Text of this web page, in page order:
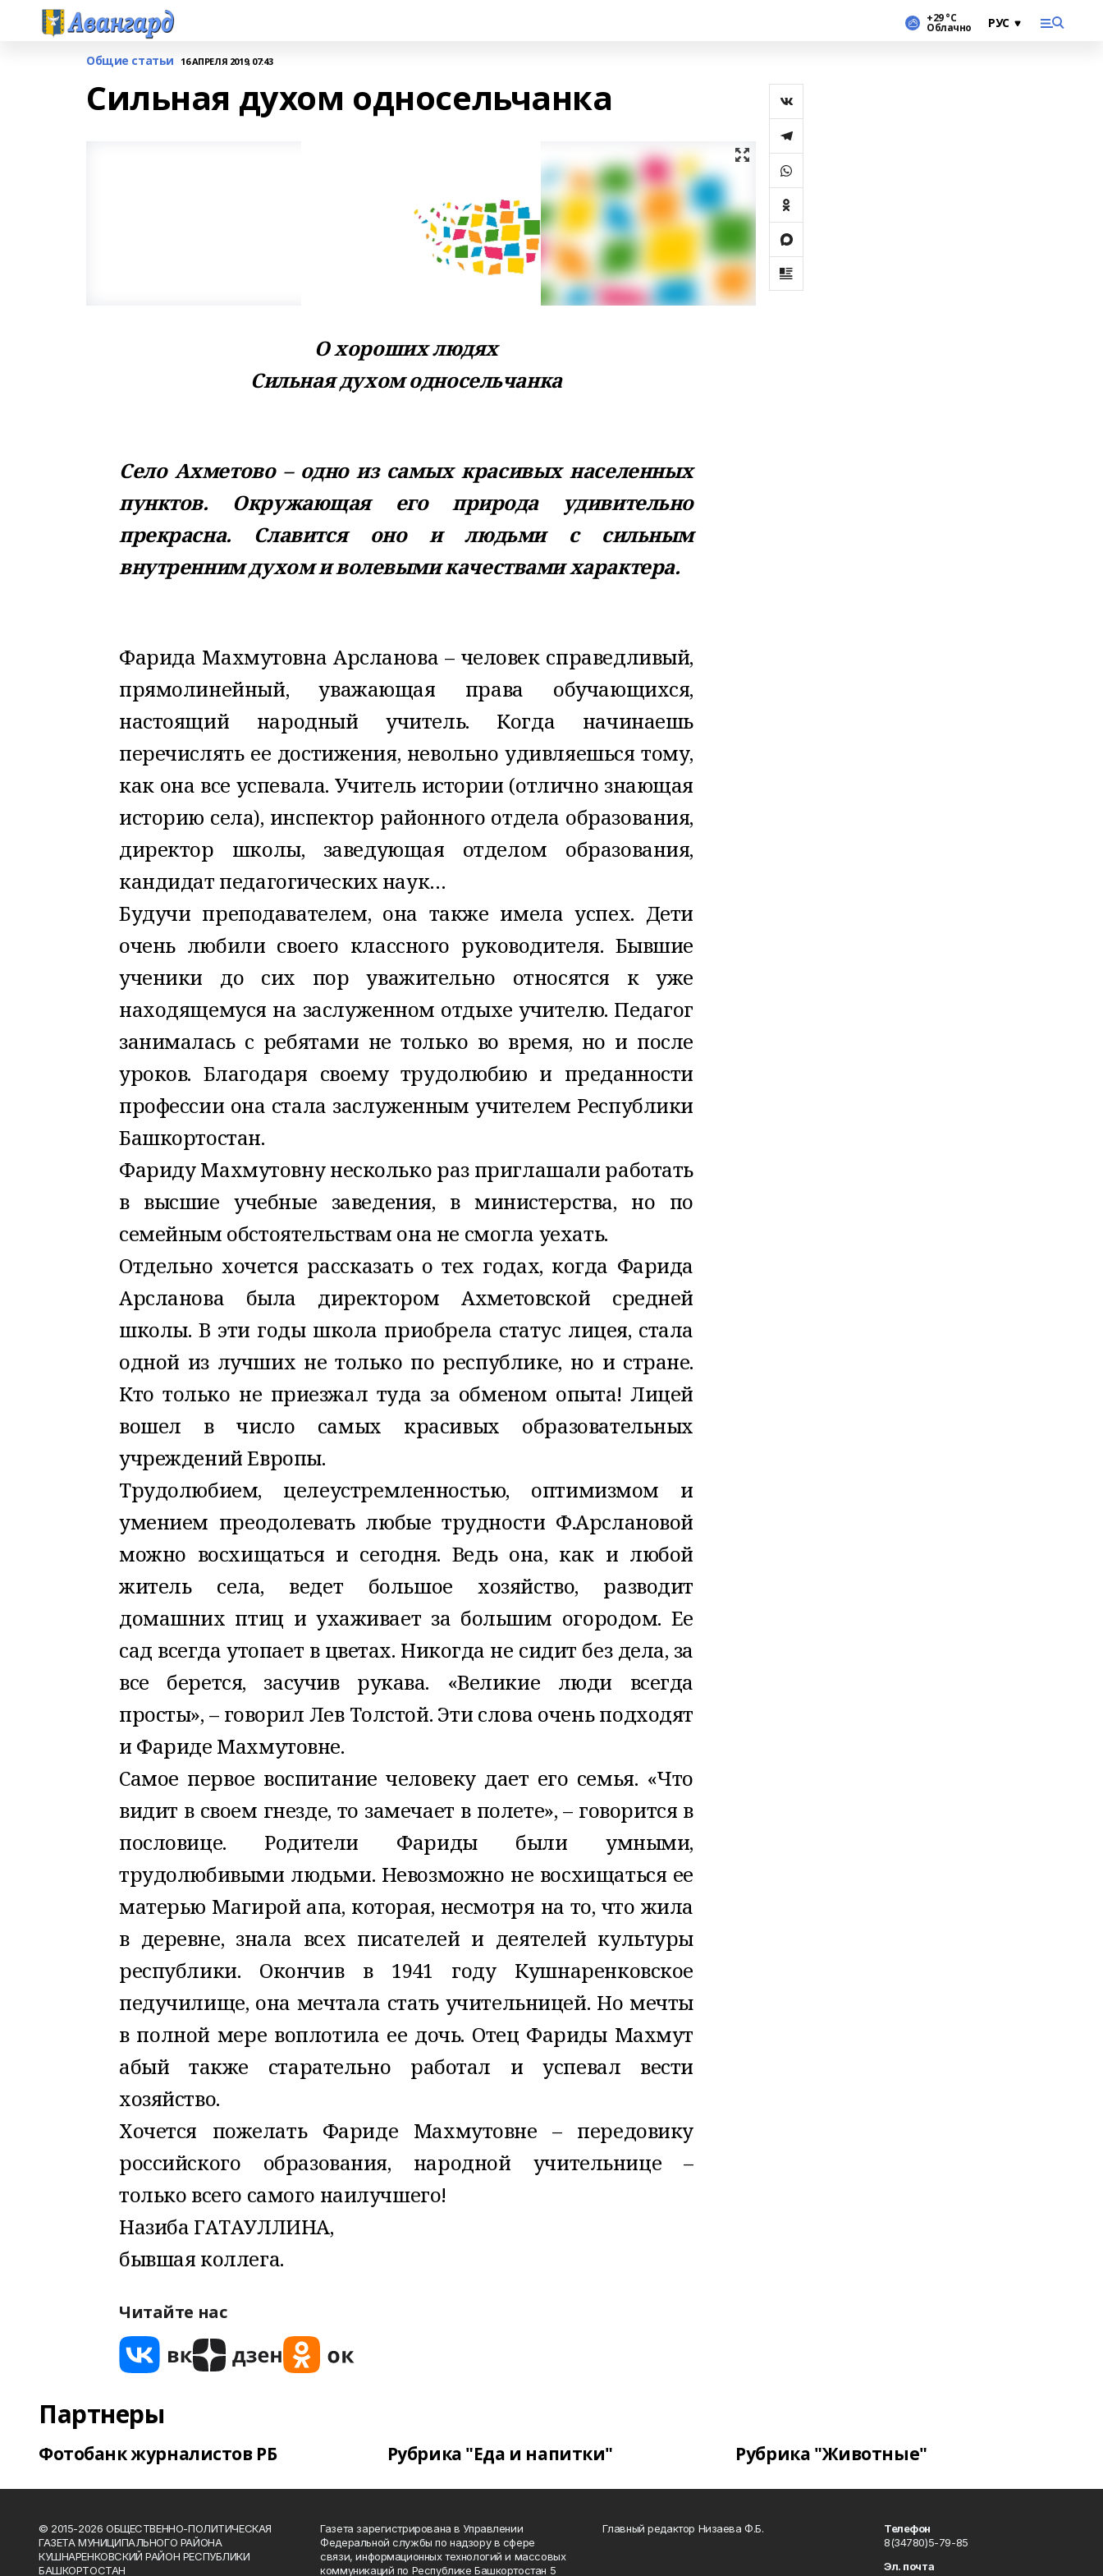
+29 °С
Облачно
Общие статьи 16 АПРЕЛЯ 2019, 07:43
Сильная духом односельчанка
О хороших людях
Сильная духом односельчанка
Село Ахметово – одно из самых красивых населенных
пунктов. Окружающая его природа удивительно
прекрасна. Славится оно и людьми с сильным
внутренним духом и волевыми качествами характера.
Фарида Махмутовна Арсланова – человек справедливый,
прямолинейный, уважающая права обучающихся,
настоящий народный учитель. Когда начинаешь
перечислять ее достижения, невольно удивляешься тому,
как она все успевала. Учитель истории (отлично знающая
историю села), инспектор районного отдела образования,
директор школы, заведующая отделом образования,
кандидат педагогических наук…
Будучи преподавателем, она также имела успех. Дети
очень любили своего классного руководителя. Бывшие
ученики до сих пор уважительно относятся к уже
находящемуся на заслуженном отдыхе учителю. Педагог
занималась с ребятами не только во время, но и после
уроков. Благодаря своему трудолюбию и преданности
профессии она стала заслуженным учителем Республики
Башкортостан.
Фариду Махмутовну несколько раз приглашали работать
в высшие учебные заведения, в министерства, но по
семейным обстоятельствам она не смогла уехать.
Отдельно хочется рассказать о тех годах, когда Фарида
Арсланова была директором Ахметовской средней
школы. В эти годы школа приобрела статус лицея, стала
одной из лучших не только по республике, но и стране.
Кто только не приезжал туда за обменом опыта! Лицей
вошел в число самых красивых образовательных
учреждений Европы.
Трудолюбием, целеустремленностью, оптимизмом и
умением преодолевать любые трудности Ф.Арслановой
можно восхищаться и сегодня. Ведь она, как и любой
житель села, ведет большое хозяйство, разводит
домашних птиц и ухаживает за большим огородом. Ее
сад всегда утопает в цветах. Никогда не сидит без дела, за
все берется, засучив рукава. «Великие люди всегда
просты», – говорил Лев Толстой. Эти слова очень подходят
и Фариде Махмутовне.
Самое первое воспитание человеку дает его семья. «Что
видит в своем гнезде, то замечает в полете», – говорится в
пословице. Родители Фариды были умными,
трудолюбивыми людьми. Невозможно не восхищаться ее
матерью Магирой апа, которая, несмотря на то, что жила
в деревне, знала всех писателей и деятелей культуры
республики. Окончив в 1941 году Кушнаренковское
педучилище, она мечтала стать учительницей. Но мечты
в полной мере воплотила ее дочь. Отец Фариды Махмут
абый также старательно работал и успевал вести
хозяйство.
Хочется пожелать Фариде Махмутовне – передовику
российского образования, народной учительнице –
только всего самого наилучшего!
Назиба ГАТАУЛЛИНА,
бывшая коллега.
Читайте нас
Партнеры
Фотобанк журналистов РБ Рубрика "Еда и напитки" Рубрика "Животные"
© 2015-2026 ОБЩЕСТВЕННО-ПОЛИТИЧЕСКАЯ
ГАЗЕТА МУНИЦИПАЛЬНОГО РАЙОНА
КУШНАРЕНКОВСКИЙ РАЙОН РЕСПУБЛИКИ
БАШКОРТОСТАН
Газета зарегистрирована в Управлении
Федеральной службы по надзору в сфере
связи, информационных технологий и массовых
коммуникаций по Республике Башкортостан 5
Главный редактор Низаева Ф.Б.
Телефон
8(34780)5-79-85
Эл. почта